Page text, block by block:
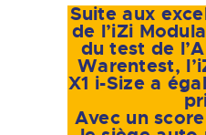
Suite aux
de l’iZi
du test de
Warentest,
X1 i-Size a
Avec un